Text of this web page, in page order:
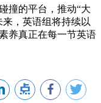
的平台，推动“大
，英语组将持续以
养真正在每一节英语